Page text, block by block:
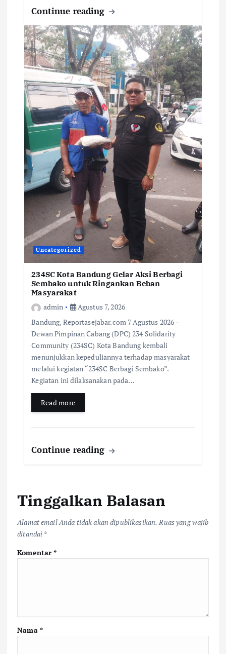
Continue reading
Uncategorized
234SC Kota Bandung Gelar Aksi Berbagi
Sembako untuk Ringankan Beban
Masyarakat
admin
Agustus 7, 2026
Bandung, Reportasejabar.com 7 Agustus 2026 –
Dewan Pimpinan Cabang (DPC) 234 Solidarity
Community (234SC) Kota Bandung kembali
menunjukkan kepeduliannya terhadap masyarakat
melalui kegiatan “234SC Berbagi Sembako”.
Kegiatan ini dilaksanakan pada…
Read more
Continue reading
Tinggalkan Balasan
Alamat email Anda tidak akan dipublikasikan. Ruas yang wajib
ditandai *
Komentar*
Nama *